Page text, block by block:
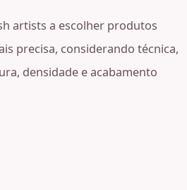
artists a escolher produtos
precisa, considerando técnica,
densidade e acabamento